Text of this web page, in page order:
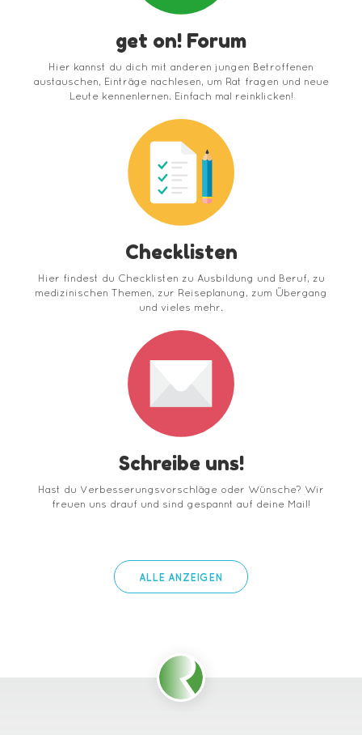
get on! Forum
Hier kannst du dich mit anderen jungen Betroffenen
austauschen, Einträge nachlesen, um Rat fragen und neue
Leute kennenlernen. Einfach mal reinklicken!
Checklisten
Hier findest du Checklisten zu Ausbildung und Beruf, zu
medizinischen Themen, zur Reiseplanung, zum Übergang
und vieles mehr.
Schreibe uns!
Hast du Verbesserungsvorschläge oder Wünsche? Wir
freuen uns drauf und sind gespannt auf deine Mail!
ALLE ANZEIGEN